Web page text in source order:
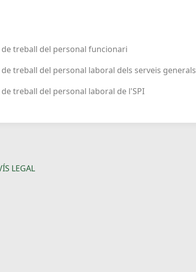
treball del personal funcionari
treball del personal laboral dels serveis generals
treball del personal laboral de l'SPI
LEGAL